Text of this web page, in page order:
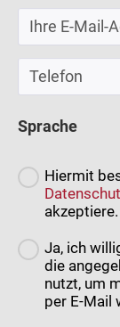
Sprache
Hiermit
Ja, ich
die
nutzt, um
per E-Mail